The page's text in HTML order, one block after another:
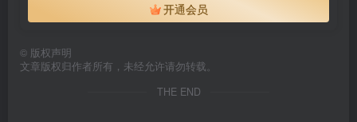
开通会员
© 版权声明
文章版权归作者所有，未经允许请勿转载。
THE END